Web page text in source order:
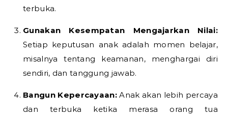
terbuka.
Gunakan Kesempatan Mengajarkan Nilai:
Setiap keputusan anak adalah momen belajar,
misalnya tentang keamanan, menghargai diri
sendiri, dan tanggung jawab.
Bangun Kepercayaan:Anak akan lebih percaya
dan terbuka ketika merasa orang tua